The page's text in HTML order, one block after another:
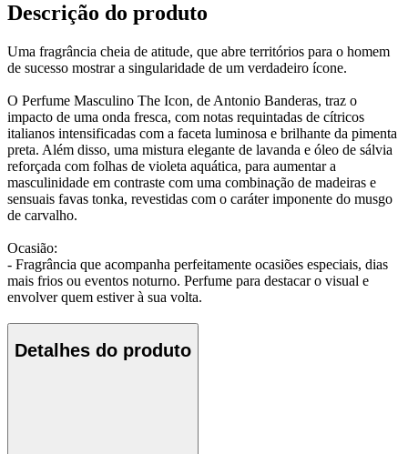
Descrição do produto
Uma fragrância cheia de atitude, que abre territórios para o homem
de sucesso mostrar a singularidade de um verdadeiro ícone.
O Perfume Masculino The Icon, de Antonio Banderas, traz o
impacto de uma onda fresca, com notas requintadas de cítricos
italianos intensificadas com a faceta luminosa e brilhante da pimenta
preta. Além disso, uma mistura elegante de lavanda e óleo de sálvia
reforçada com folhas de violeta aquática, para aumentar a
masculinidade em contraste com uma combinação de madeiras e
sensuais favas tonka, revestidas com o caráter imponente do musgo
de carvalho.
Ocasião:
- Fragrância que acompanha perfeitamente ocasiões especiais, dias
mais frios ou eventos noturno. Perfume para destacar o visual e
envolver quem estiver à sua volta.
Detalhes do produto